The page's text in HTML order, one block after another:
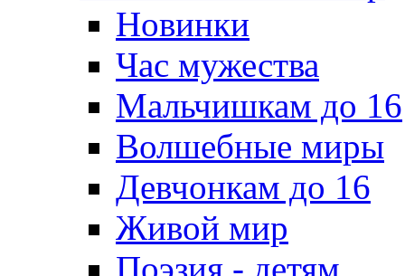
Новинки
Час мужества
Мальчишкам до 16
Волшебные миры
Девчонкам до 16
Живой мир
Поэзия - детям